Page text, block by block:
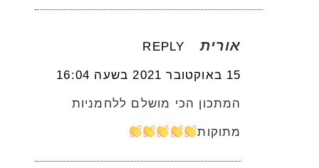
אורית REPLY
15 באוקטובר 2021 בשעה 16:04
המתכון הכי מושלם ללחמניות
מתוקות